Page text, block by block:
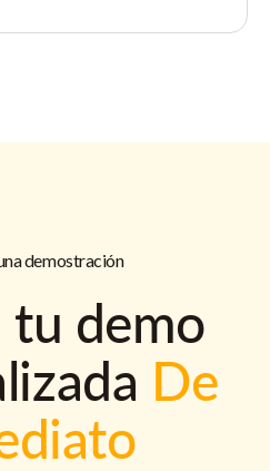
demostración
tu demo
De